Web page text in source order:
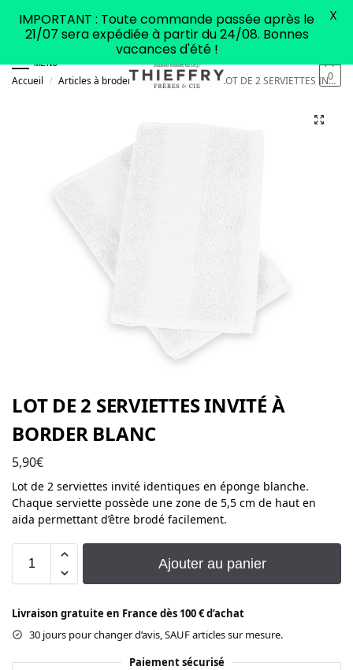
MENU
0
Accueil / Articles à broder Linge de bain LOT DE 2 SERVIETTES INVITÉ À BORDER BLANC
LOT DE 2 SERVIETTES INVITÉ À
BORDER BLANC
5,90€
Lot de 2 serviettes invité identiques en éponge blanche.
Chaque serviette possède une zone de 5,5 cm de haut en
aida permettant d’être brodé facilement.
Ajouter au panier
Livraison gratuite en France dès 100 € d’achat
30 jours pour changer d’avis, SAUF articles sur mesure.
Paiement sécurisé
IMPORTANT : Toute commande passée après le
21/07 sera expédiée à partir du 24/08. Bonnes
vacances d'été !
X